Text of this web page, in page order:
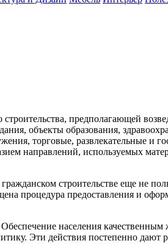
строительства, предполагающей
объекты образования,
торговые, развлекательные и
направлений, используемых
строительстве еще не
процедура предоставления и
населения
Эти действия постепенно дают